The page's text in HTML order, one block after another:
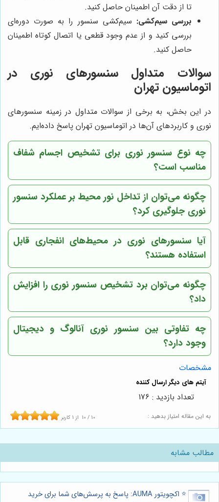
تا از دقت آن اطمینان حاصل کنید.
بررسی سیم‌کشی: سیم‌کشی سنسور را به صورت دوره‌ای
بررسی کنید و از عدم وجود قطعی یا اتصال کوتاه اطمینان
حاصل کنید.
سوالات متداول سنسورهای نوری در
اتوماسیون تهران
در این بخش، به برخی از سوالات متداول در زمینه سنسورهای
نوری و کاربردهای آن‌ها در اتوماسیون تهران پاسخ داده‌ایم.
چه نوع سنسور نوری برای تشخیص اجسام شفاف
مناسب است؟
چگونه می‌توان از تداخل نور محیط بر عملکرد سنسور
نوری جلوگیری کرد؟
آیا سنسورهای نوری در محیط‌های انفجاری قابل
استفاده هستند؟
چگونه می‌توان برد تشخیص سنسور نوری را افزایش
داد؟
چه تفاوتی بین سنسور نوری آنالوگ و دیجیتال
وجود دارد؟
مشخصات
به این مقاله امتیاز بدهید : 10 / 10 از 1 کاربر
تعداد بازدید : 176
مطالب مشابه
⭐️ اکچویتور AUMA: پاسخ به پرسش‌های شما برای خرید